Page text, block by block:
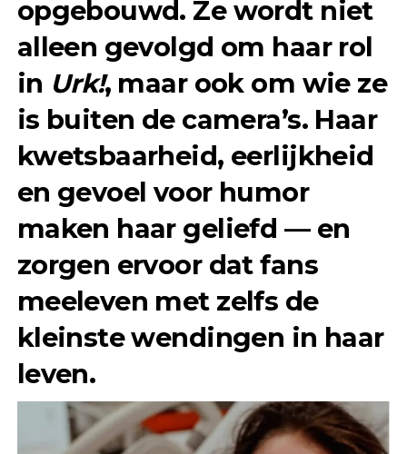
opgebouwd. Ze wordt niet
alleen gevolgd om haar rol
in Urk!, maar ook om wie ze
is buiten de camera’s. Haar
kwetsbaarheid, eerlijkheid
en gevoel voor humor
maken haar geliefd — en
zorgen ervoor dat fans
meeleven met zelfs de
kleinste wendingen in haar
leven.